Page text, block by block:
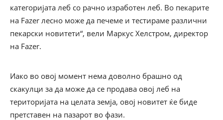
категоријата леб со рачно изработен леб. Во пекарите
на Fazer лесно може да печеме и тестираме различни
пекарски новитети“, вели Маркус Хелстром, директор
на Fazer.
Иако во овој момент нема доволно брашно од
скакулци за да може да се продава овој леб на
територијата на целата земја, овој новитет ќе биде
претставен на пазарот во фази.